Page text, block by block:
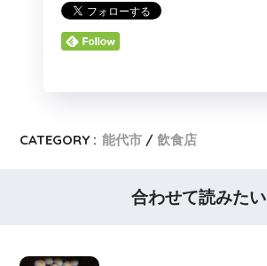
CATEGORY : 能代市 飲食店
合わせて読みたい